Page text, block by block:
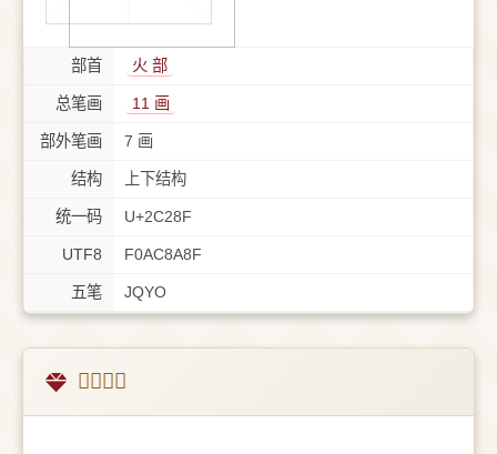
部首 ⽕ 部
总笔画 11 画
部外笔画 7 画
结构 上下结构
统一码 U+2C28F
UTF8 F0AC8A8F
五笔 JQYO
𬊏字概述